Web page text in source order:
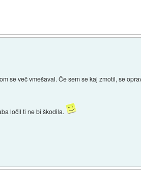
se več vmešaval. Če sem se kaj zmotil, se
ločil ti ne bi škodila.